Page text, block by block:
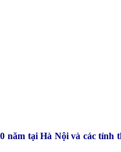
tại Hà Nội và các tỉnh